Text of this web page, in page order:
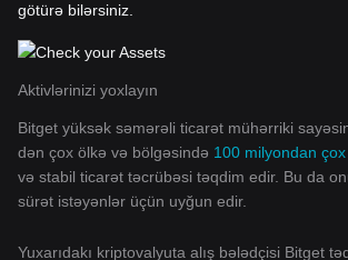
götürə bilərsiniz.
Aktivlərinizi yoxlayın
Bitget yüksək səmərəli ticarət mühərriki
dən çox ölkə və bölgəsində 100 milyondan
və stabil ticarət təcrübəsi təqdim edir. Bu da
sürət istəyənlər üçün uyğun edir.
Yuxarıdakı kriptovalyuta alış bələdçisi Bitget